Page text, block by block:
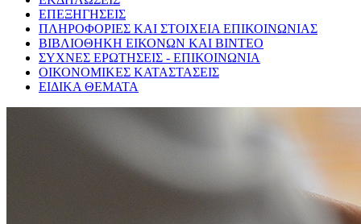
ΕΠΕΞΗΓΗΣΕΙΣ
ΠΛΗΡΟΦΟΡΙΕΣ ΚΑΙ ΣΤΟΙΧΕΙΑ ΕΠΙΚΟΙΝΩΝΙΑΣ
ΒΙΒΛΙΟΘΗΚΗ ΕΙΚΟΝΩΝ ΚΑΙ ΒΙΝΤΕΟ
ΣΥΧΝΕΣ ΕΡΩΤΗΣΕΙΣ - ΕΠΙΚΟΙΝΩΝΙΑ
ΟΙΚΟΝΟΜΙΚΕΣ ΚΑΤΑΣΤΑΣΕΙΣ
ΕΙΔΙΚΑ ΘΕΜΑΤΑ